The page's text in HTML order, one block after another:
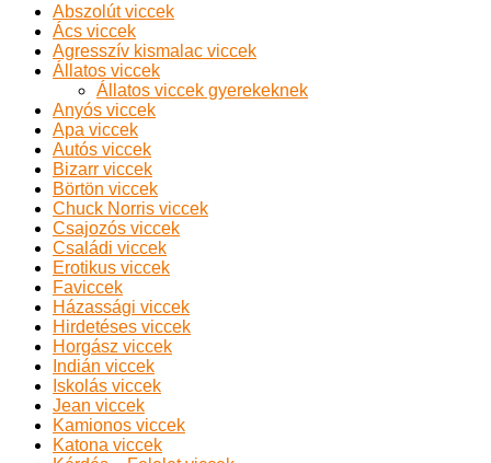
Abszolút viccek
Ács viccek
Agresszív kismalac viccek
Állatos viccek
Állatos viccek gyerekeknek
Anyós viccek
Apa viccek
Autós viccek
Bizarr viccek
Börtön viccek
Chuck Norris viccek
Csajozós viccek
Családi viccek
Erotikus viccek
Faviccek
Házassági viccek
Hirdetéses viccek
Horgász viccek
Indián viccek
Iskolás viccek
Jean viccek
Kamionos viccek
Katona viccek